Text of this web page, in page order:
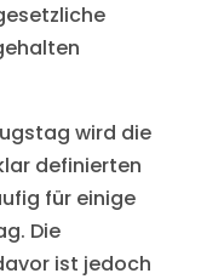
wird die
definierten
für einige
Die
ist jedoch